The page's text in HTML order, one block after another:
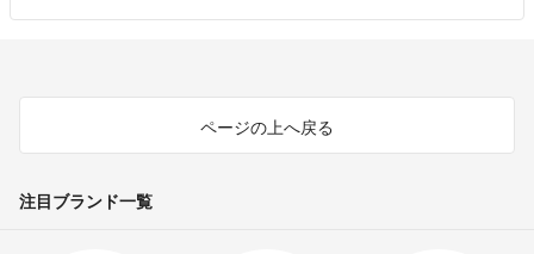
ページの上へ戻る
注目ブランド一覧